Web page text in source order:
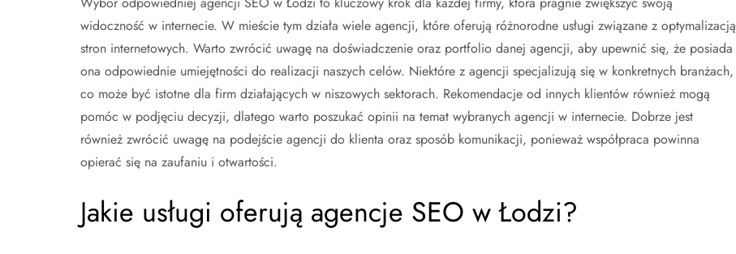
widoczność w internecie. W mieście tym działa wiele agencji, które oferują różnorodne usługi związane z optymalizacją
stron internetowych. Warto zwrócić uwagę na doświadczenie oraz portfolio danej agencji, aby upewnić się, że posiada
ona odpowiednie umiejętności do realizacji naszych celów. Niektóre z agencji specjalizują się w konkretnych branżach,
co może być istotne dla firm działających w niszowych sektorach. Rekomendacje od innych klientów również mogą
pomóc w podjęciu decyzji, dlatego warto poszukać opinii na temat wybranych agencji w internecie. Dobrze jest
również zwrócić uwagę na podejście agencji do klienta oraz sposób komunikacji, ponieważ współpraca powinna
opierać się na zaufaniu i otwartości.
Jakie usługi oferują agencje SEO w Łodzi?